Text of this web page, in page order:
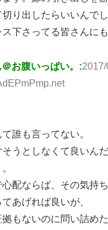
り出したらいいんでし
下さってる皆さんに
お腹いっぱい。:
誰も言ってない。
うとしなくて良いん
配ならば、その気持
あげれば良いが、
もないのに問い詰め